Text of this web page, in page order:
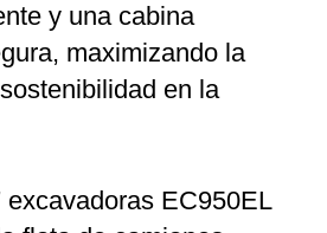
y una cabina
maximizando la
en la
excavadoras EC950EL